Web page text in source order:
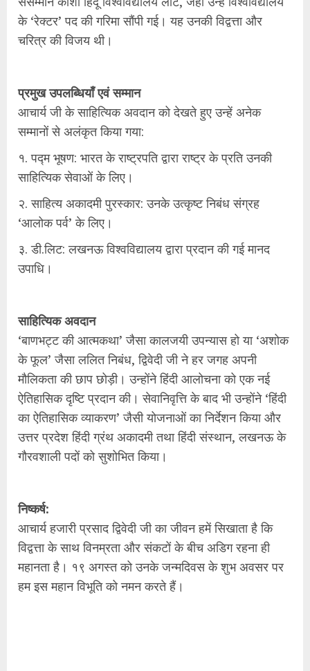
के ‘रेक्टर’ पद की गरिमा सौंपी गई। यह उनकी विद्वत्ता और
चरित्र की विजय थी।
प्रमुख उपलब्धियाँ एवं सम्मान
आचार्य जी के साहित्यिक अवदान को देखते हुए उन्हें अनेक
सम्मानों से अलंकृत किया गया:
१. पद्म भूषण: भारत के राष्ट्रपति द्वारा राष्ट्र के प्रति उनकी
साहित्यिक सेवाओं के लिए।
२. साहित्य अकादमी पुरस्कार: उनके उत्कृष्ट निबंध संग्रह
‘आलोक पर्व’ के लिए।
३. डी.लिट: लखनऊ विश्वविद्यालय द्वारा प्रदान की गई मानद
उपाधि।
साहित्यिक अवदान
‘बाणभट्ट की आत्मकथा’ जैसा कालजयी उपन्यास हो या ‘अशोक
के फूल’ जैसा ललित निबंध, द्विवेदी जी ने हर जगह अपनी
मौलिकता की छाप छोड़ी। उन्होंने हिंदी आलोचना को एक नई
ऐतिहासिक दृष्टि प्रदान की। सेवानिवृत्ति के बाद भी उन्होंने ‘हिंदी
का ऐतिहासिक व्याकरण’ जैसी योजनाओं का निर्देशन किया और
उत्तर प्रदेश हिंदी ग्रंथ अकादमी तथा हिंदी संस्थान, लखनऊ के
गौरवशाली पदों को सुशोभित किया।
निष्कर्ष:
आचार्य हजारी प्रसाद द्विवेदी जी का जीवन हमें सिखाता है कि
विद्वत्ता के साथ विनम्रता और संकटों के बीच अडिग रहना ही
महानता है। १९ अगस्त को उनके जन्मदिवस के शुभ अवसर पर
हम इस महान विभूति को नमन करते हैं।